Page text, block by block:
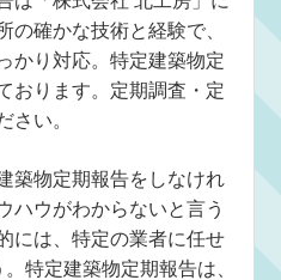
の確かな技術と経験で、
かり対応。特定建築物定
おります。定期調査・定
さい。
築物定期報告をしなけれ
ハウがわからないと言う
には、特定の業者に任せ
特定建築物定期報告は、